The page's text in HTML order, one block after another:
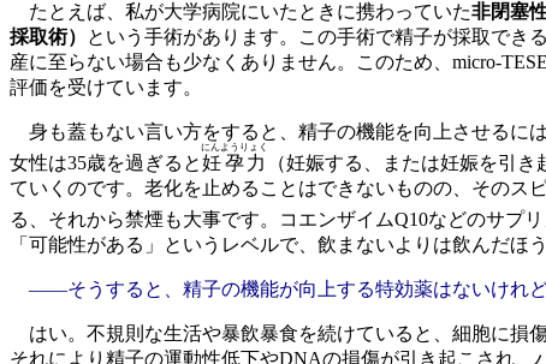
たとえば、私が大学病院にいたときに携わっていた非閉塞
採取術）
という手術があります。この手術で精子が採取でき
産に至らない場合も少なくありません。このため、micro-
評価を受けています。
身も蓋もない言い方をすると、精子の機能を向上させるには
女性は35歳を過ぎると妊孕力
にんようりょく
（妊娠する、または妊娠を引
ていくのです。老化を止めることはできないものの、そのス
る、それから禁煙も大事です。コエンザイムQ10などのサプ
「可能性がある」というレベルで、飲まないよりは飲んだ
――そうすると、精子の機能が向上する特効薬はないけれど
はい。不規則な生活や暴飲暴食を続けていると、細胞に損
それにより精子の運動性低下やDNAの損傷が引き起こされ